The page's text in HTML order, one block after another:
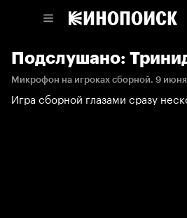
Подслушано:
Микрофон на игроках сборной. 9 июня
Игра сборной глазами сразу